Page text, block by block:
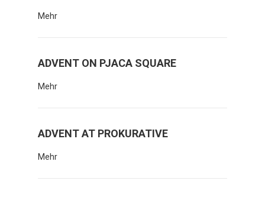
Mehr
ADVENT ON PJACA SQUARE
Mehr
ADVENT AT PROKURATIVE
Mehr